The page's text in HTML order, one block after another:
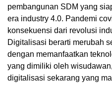
pembangunan SDM yang
era industry 4.0. Pandemi
konsekuensi dari revolusi
Digitalisasi berarti merubah
dengan memanfaatkan
yang dimiliki oleh
digitalisasi sekarang yang